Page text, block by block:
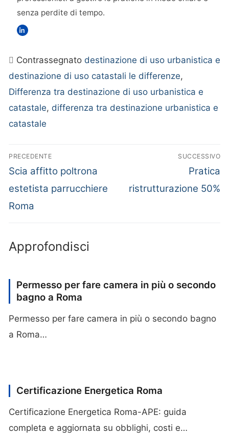
senza perdite di tempo.
Contrassegnato destinazione di uso urbanistica e
destinazione di uso catastali le differenze,
Differenza tra destinazione di uso urbanistica e
catastale, differenza tra destinazione urbanistica e
catastale
Navigazione
articoli
PRECEDENTE
Articolo
precedente:
Scia affitto poltrona
estetista parrucchiere
Roma
SUCCESSIVO
Articolo
Pratica
ristrutturazione 50%
Approfondisci
Permesso per fare camera in più o secondo
bagno a Roma
Permesso per fare camera in più o secondo bagno
a Roma…
Certificazione Energetica Roma
Certificazione Energetica Roma-APE: guida
completa e aggiornata su obblighi, costi e…